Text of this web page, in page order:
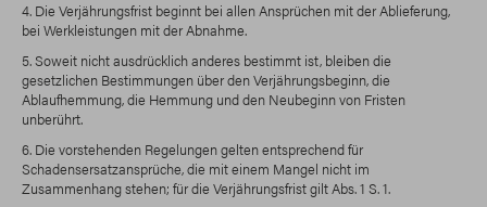
4. Die Verjährungsfrist beginnt bei allen Ansprüchen mit der Ablieferung,
bei Werkleistungen mit der Abnahme.
5. Soweit nicht ausdrücklich anderes bestimmt ist, bleiben die
gesetzlichen Bestimmungen über den Verjährungsbeginn, die
Ablaufhemmung, die Hemmung und den Neubeginn von Fristen
unberührt.
6. Die vorstehenden Regelungen gelten entsprechend für
Schadensersatzansprüche, die mit einem Mangel nicht im
Zusammenhang stehen; für die Verjährungsfrist gilt Abs. 1 S. 1.